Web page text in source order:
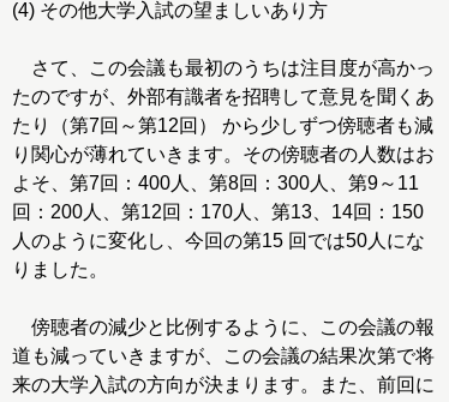
(4) その他大学入試の望ましいあり方
さて、この会議も最初のうちは注目度が高かっ
たのですが、外部有識者を招聘して意見を聞くあ
たり（第7回～第12回） から少しずつ傍聴者も減
り関心が薄れていきます。その傍聴者の人数はお
よそ、第7回：400人、第8回：300人、第9～11
回：200人、第12回：170人、第13、14回：150
人のように変化し、今回の第15 回では50人にな
りました。
傍聴者の減少と比例するように、この会議の報
道も減っていきますが、この会議の結果次第で将
来の大学入試の方向が決まります。また、前回に